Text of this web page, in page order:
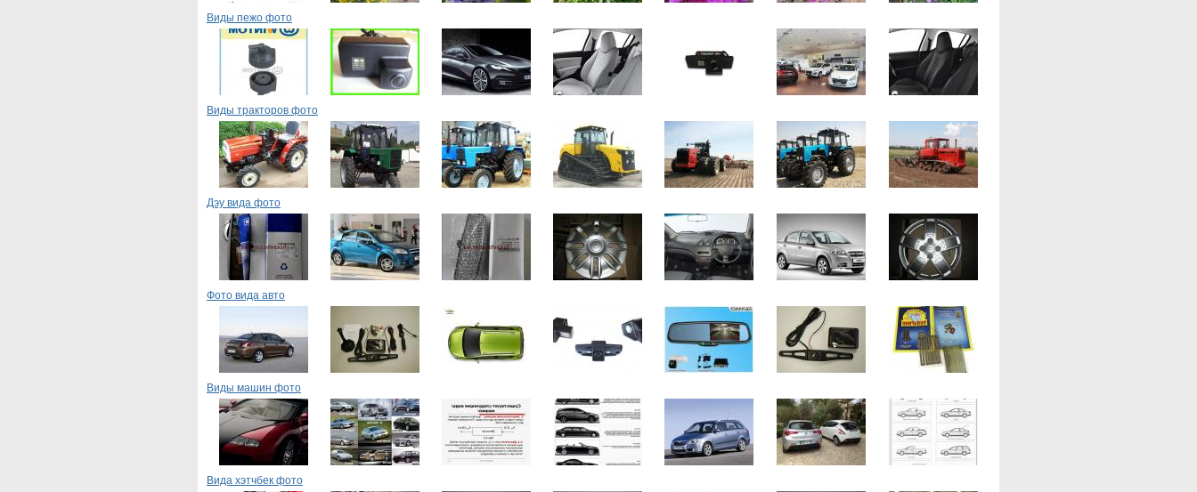
Виды пежо фото
Виды тракторов фото
Дэу вида фото
Фото вида авто
Виды машин фото
Вида хэтчбек фото